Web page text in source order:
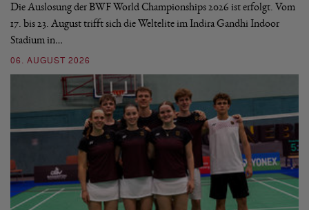
Die Auslosung der BWF World Championships 2026 ist erfolgt. Vom
17. bis 23. August trifft sich die Weltelite im Indira Gandhi Indoor
Stadium in…
06. AUGUST 2026